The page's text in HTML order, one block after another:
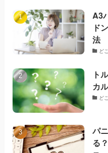
A3
ド
法
ど
ト
カ
ど
パ
る